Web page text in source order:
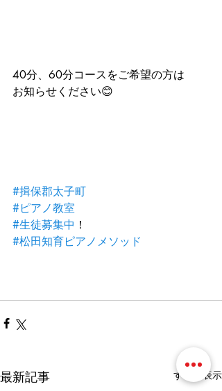
40分、60分コースをご希望の方は
お知らせください😊
#揖保郡太子町
#ピアノ教室
#生徒募集中 ！
#松田知育ピアノメソッド
最新記事 すべて表示